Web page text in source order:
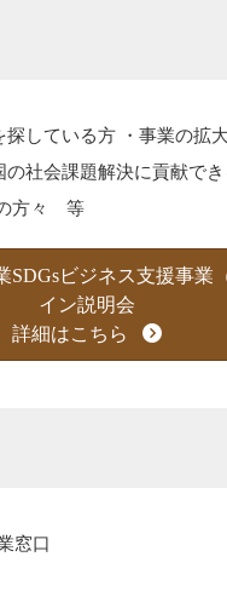
している方 ・事業の拡
社会課題解決に貢献で
方々 等
SDGsビジネス支援事業
イン説明会
詳細はこちら
窓口